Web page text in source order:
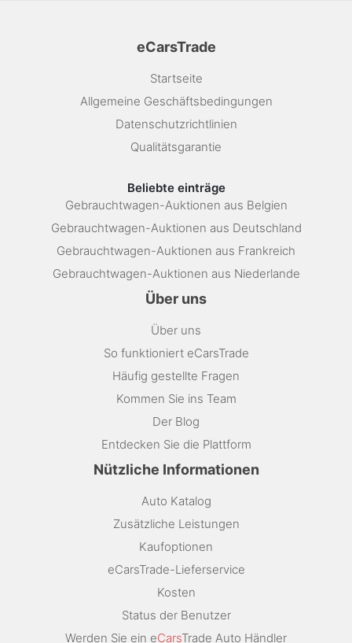
eCarsTrade
Startseite
Allgemeine Geschäftsbedingungen
Datenschutzrichtlinien
Qualitätsgarantie
Beliebte einträge
Gebrauchtwagen-Auktionen aus Belgien
Gebrauchtwagen-Auktionen aus Deutschland
Gebrauchtwagen-Auktionen aus Frankreich
Gebrauchtwagen-Auktionen aus Niederlande
Über uns
Über uns
So funktioniert eCarsTrade
Häufig gestellte Fragen
Kommen Sie ins Team
Der Blog
Entdecken Sie die Plattform
Nützliche Informationen
Auto Katalog
Zusätzliche Leistungen
Kaufoptionen
eCarsTrade-Lieferservice
Kosten
Status der Benutzer
Werden Sie ein eCarsTrade Auto Händler